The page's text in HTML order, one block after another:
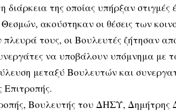
διάρκεια της οποίας υπήρξαν στιγμές
ακούστηκαν οι θέσεις των
τους, οι Βουλευτές ζήτησαν
να υποβάλουν υπόμνημα με
μεταξύ Βουλευτών και
Επιτροπής.
Βουλευτής του ΔΗΣΥ, Δημήτρης